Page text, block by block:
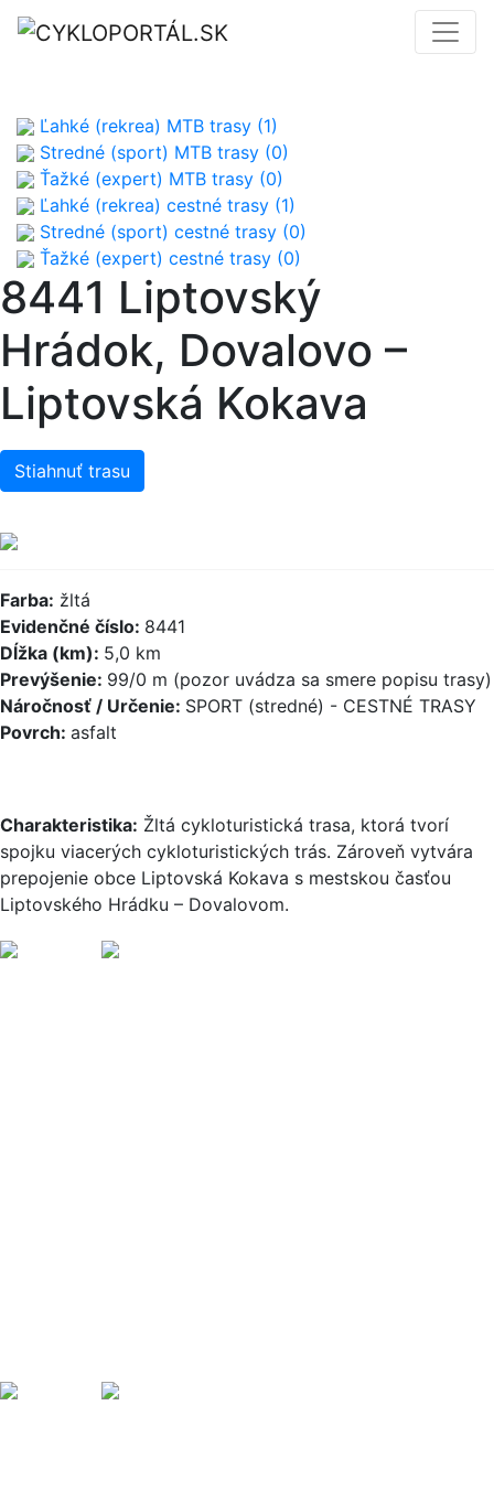
Ľahké (rekrea) MTB trasy (1)
Stredné (sport) MTB trasy (0)
Ťažké (expert) MTB trasy (0)
Ľahké (rekrea) cestné trasy (1)
Stredné (sport) cestné trasy (0)
Ťažké (expert) cestné trasy (0)
8441 Liptovský
Hrádok, Dovalovo –
Liptovská Kokava
Stiahnuť trasu
Farba: žltá
Evidenčné číslo: 8441
Dĺžka (km): 5,0 km
Prevýšenie: 99/0 m (pozor uvádza sa smere popisu trasy)
Náročnosť / Určenie: SPORT (stredné) - CESTNÉ TRASY
Povrch: asfalt
Charakteristika: Žltá cykloturistická trasa, ktorá tvorí
spojku viacerých cykloturistických trás. Zároveň vytvára
prepojenie obce Liptovská Kokava s mestskou časťou
Liptovského Hrádku – Dovalovom.